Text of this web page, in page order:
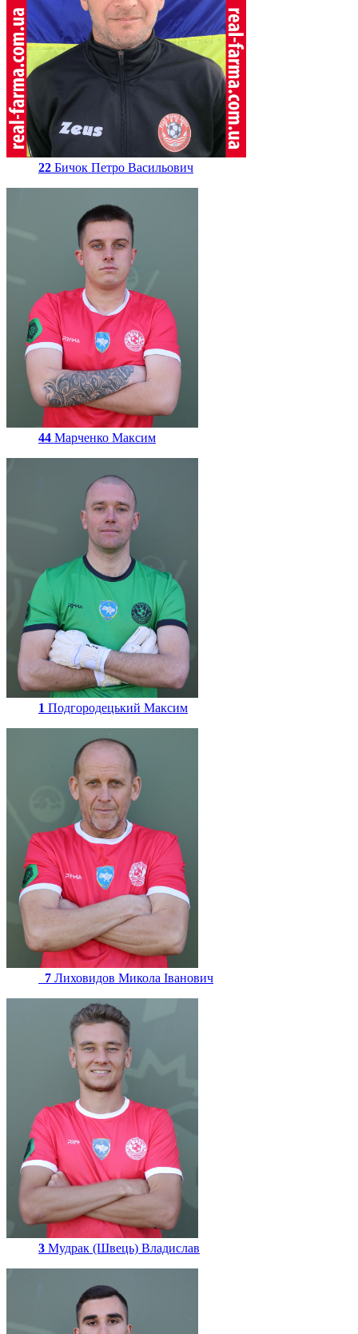
22 Бичок Петро Васильович
44 Марченко Максим
1 Подгородецький Максим
7 Лиховидов Микола Іванович
3 Мудрак (Швець) Владислав